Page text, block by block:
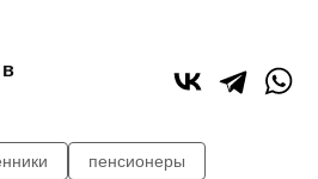
в
пенсионеры